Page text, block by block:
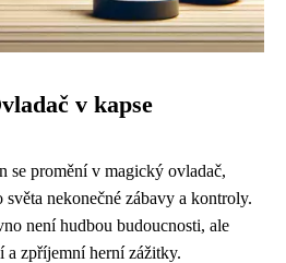
v kapse
se promění v magický ovladač,
nekonečné zábavy a kontroly.
není hudbou budoucnosti, ale
a zpříjemní herní zážitky.